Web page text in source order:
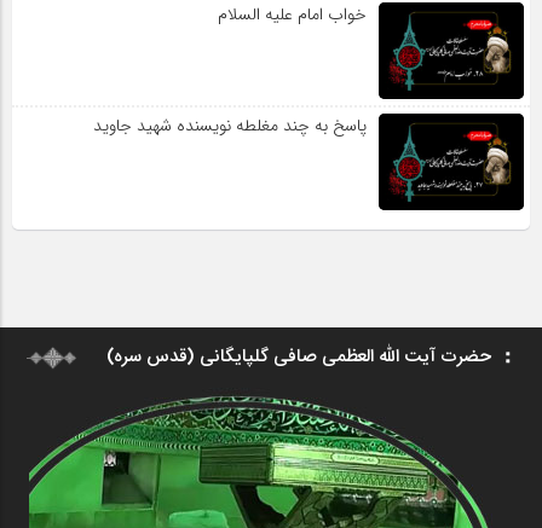
خواب امام علیه السلام
پاسخ به چند مغلطه نویسنده شهید جاوید
حضرت آیت الله العظمی صافی گلپایگانی (قدس سره)